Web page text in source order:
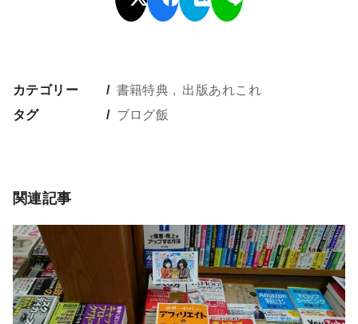
カテゴリー 書籍特典
出版あれこれ
タグ
ブログ飯
関連記事